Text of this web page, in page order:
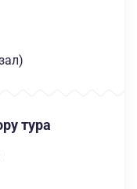
тура